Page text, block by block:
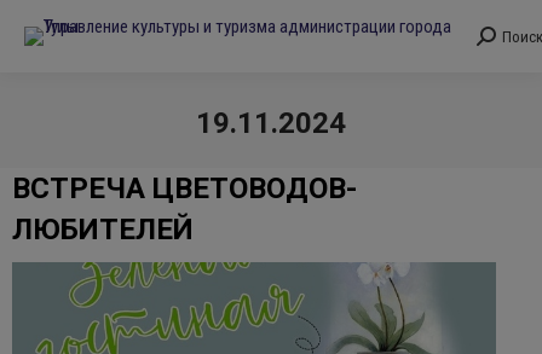
Поиск:
Поиск
19.11.2024
ВСТРЕЧА ЦВЕТОВОДОВ-
ЛЮБИТЕЛЕЙ